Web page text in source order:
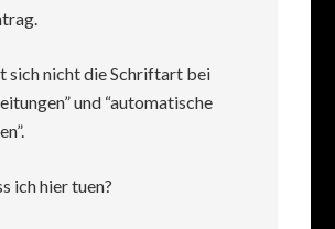
sich nicht die Schriftart bei
und “automatische
ich hier tuen?